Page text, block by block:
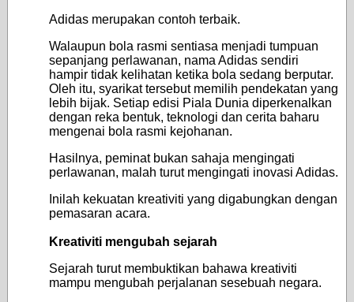
Adidas merupakan contoh terbaik.
Walaupun bola rasmi sentiasa menjadi tumpuan
sepanjang perlawanan, nama Adidas sendiri
hampir tidak kelihatan ketika bola sedang berputar.
Oleh itu, syarikat tersebut memilih pendekatan yang
lebih bijak. Setiap edisi Piala Dunia diperkenalkan
dengan reka bentuk, teknologi dan cerita baharu
mengenai bola rasmi kejohanan.
Hasilnya, peminat bukan sahaja mengingati
perlawanan, malah turut mengingati inovasi Adidas.
Inilah kekuatan kreativiti yang digabungkan dengan
pemasaran acara.
Kreativiti mengubah sejarah
Sejarah turut membuktikan bahawa kreativiti
mampu mengubah perjalanan sesebuah negara.